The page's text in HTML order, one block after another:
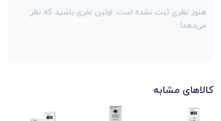
هنوز نظری ثبت نشده است. اولین نفری باشید که نظر
می‌دهد!
کالاهای مشابه